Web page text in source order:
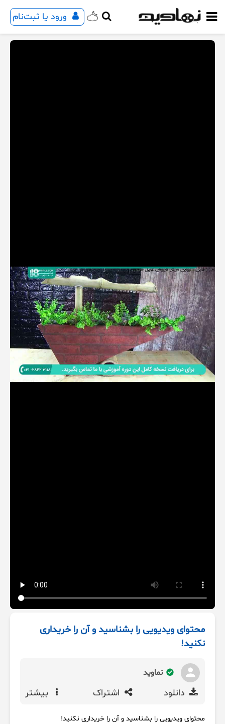
ورود یا ثبت‌نام
محتوای ویدیویی را بشناسید و آن را خریداری
نکنید!
نماوید
دانلود اشتراک بیشتر
محتوای ویدیویی را بشناسید و آن را خریداری نکنید!